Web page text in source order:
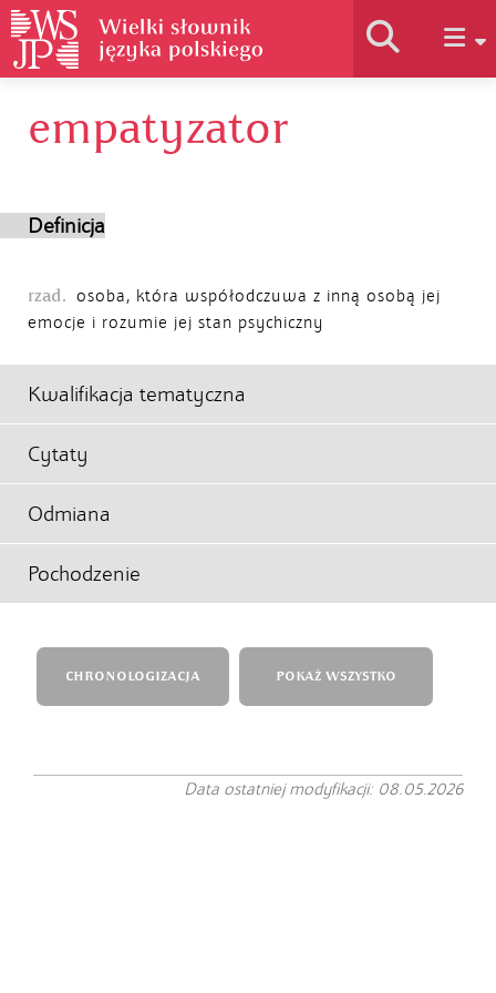
Historia słownika
empatyzator
Definicja
rzad. osoba, która współodczuwa z inną osobą jej
emocje i rozumie jej stan psychiczny
Kwalifikacja tematyczna
Cytaty
Odmiana
Pochodzenie
CHRONOLOGIZACJA POKAŻ WSZYSTKO
Data ostatniej modyfikacji: 08.05.2026